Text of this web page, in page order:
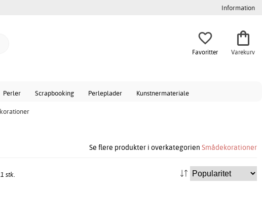
Information
Favoritter Varekurv
Perler Scrapbooking Perleplader Kunstnermateriale
Se flere produkter i overkategorien Smådekorationer
stk.